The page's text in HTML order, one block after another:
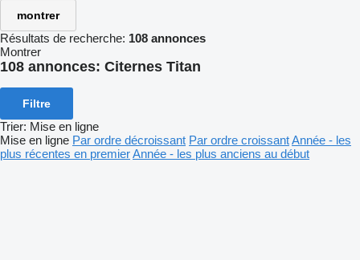
montrer
Résultats de recherche: 108 annonces
Montrer
108 annonces: Citernes Titan
Filtre
Trier: Mise en ligne
Mise en ligne Par ordre décroissant Par ordre croissantAnnée - les
plus récentes en premierAnnée - les plus anciens au début